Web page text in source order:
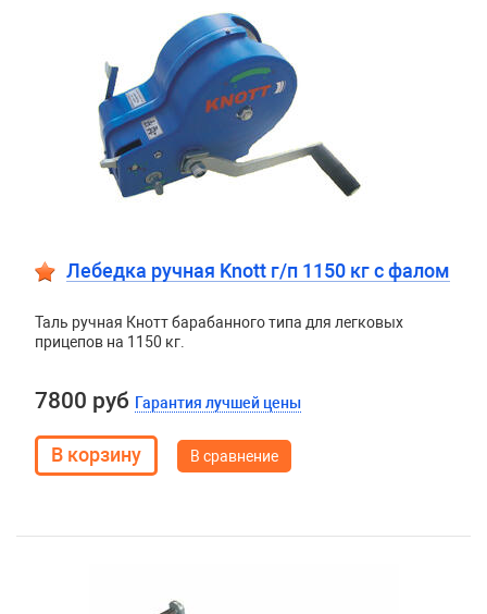
Лебедка ручная Knott г/п 1150 кг c фалом
Таль ручная Кнотт барабанного типа для легковых
прицепов на 1150 кг.
7800 руб Гарантия лучшей цены
В сравнение